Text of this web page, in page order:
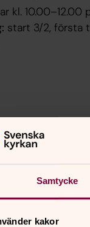
Samtycke
kakor
kl. 10.00–12.00
start 3/2, första
veckor) kl.
– 60 kr.